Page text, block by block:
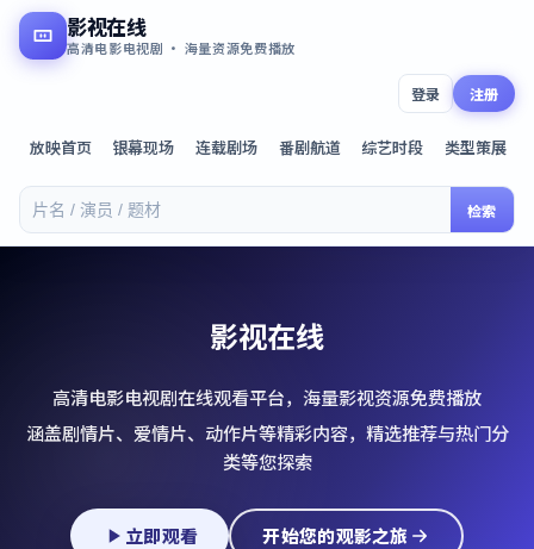
影视在线
高清电影电视剧 · 海量资源免费播放
放映首页 银幕现场 连载剧场 番剧航道 综艺时段 类型策展
检索
登录 注册
影视在线
高清电影电视剧在线观看平台，海量影视资源免费播放
涵盖剧情片、爱情片、动作片等精彩内容，精选推荐与热门分
类等您探索
立即观看 开始您的观影之旅